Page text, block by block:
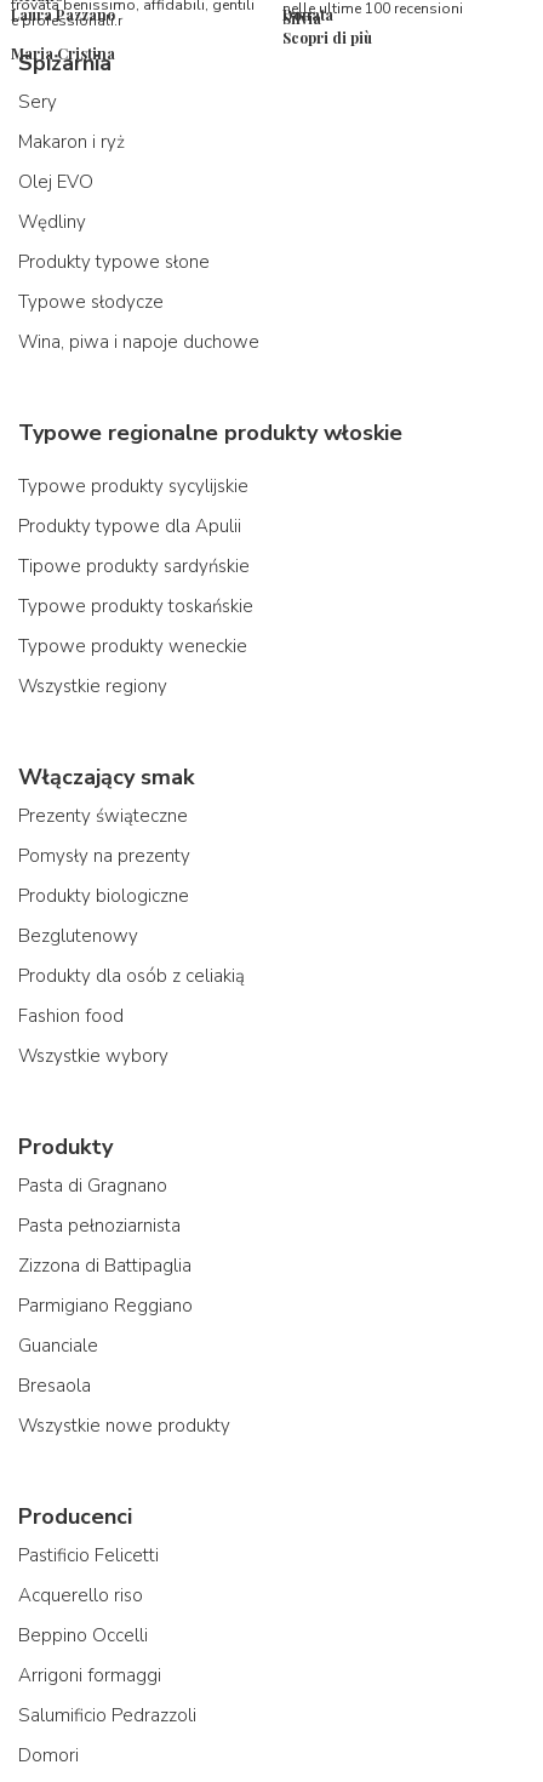
Laura Pazzano
trovata benissimo, affidabili, gentili
e professionali.r
Maria Cristina
Donata
Silvia
nelle ultime 100 recensioni
Scopri di più
Spiżarnia
Sery
Makaron i ryż
Olej EVO
Wędliny
Produkty typowe słone
Typowe słodycze
Wina, piwa i napoje duchowe
Typowe regionalne produkty włoskie
Typowe produkty sycylijskie
Produkty typowe dla Apulii
Tipowe produkty sardyńskie
Typowe produkty toskańskie
Typowe produkty weneckie
Wszystkie regiony
Włączający smak
Prezenty świąteczne
Pomysły na prezenty
Produkty biologiczne
Bezglutenowy
Produkty dla osób z celiakią
Fashion food
Wszystkie wybory
Produkty
Pasta di Gragnano
Pasta pełnoziarnista
Zizzona di Battipaglia
Parmigiano Reggiano
Guanciale
Bresaola
Wszystkie nowe produkty
Producenci
Pastificio Felicetti
Acquerello riso
Beppino Occelli
Arrigoni formaggi
Salumificio Pedrazzoli
Domori